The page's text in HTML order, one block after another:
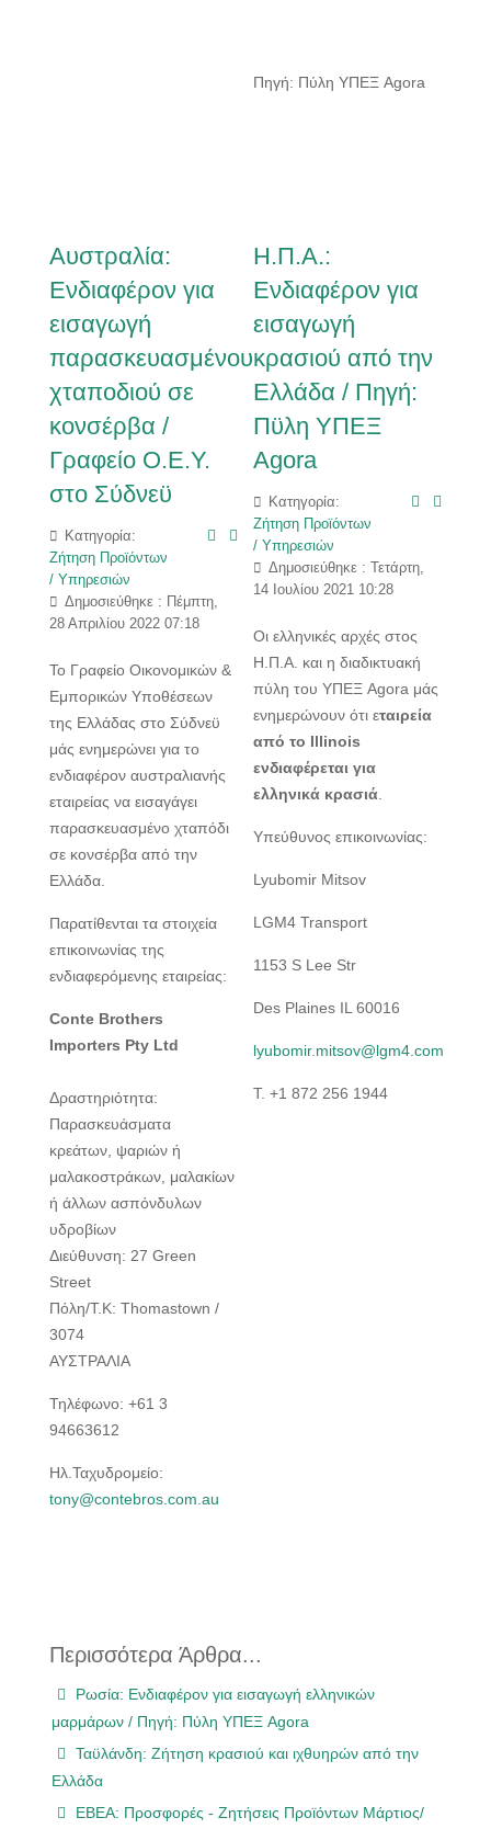
Πηγή: Πύλη ΥΠΕΞ Agora
Αυστραλία:
Ενδιαφέρον για
εισαγωγή
παρασκευασμένου
χταποδιού σε
κονσέρβα /
Γραφείο Ο.Ε.Υ.
στο Σύδνεϋ
Κατηγορία:
Ζήτηση Προϊόντων
/ Υπηρεσιών
Δημοσιεύθηκε : Πέμπτη,
28 Απριλίου 2022 07:18
Το Γραφείο Οικονομικών &
Εμπορικών Υποθέσεων
της Ελλάδας στο Σύδνεϋ
μάς ενημερώνει για το
ενδιαφέρον αυστραλιανής
εταιρείας να εισαγάγει
παρασκευασμένο χταπόδι
σε κονσέρβα από την
Ελλάδα.
Παρατίθενται τα στοιχεία
επικοινωνίας της
ενδιαφερόμενης εταιρείας:
Conte Brothers
Importers Pty Ltd
Δραστηριότητα:
Παρασκευάσματα
κρεάτων, ψαριών ή
μαλακοστράκων, μαλακίων
ή άλλων ασπόνδυλων
υδροβίων
Διεύθυνση: 27 Green
Street
Πόλη/Τ.Κ: Thomastown /
3074
ΑΥΣΤΡΑΛΙΑ
Τηλέφωνο: +61 3
94663612
Ηλ.Ταχυδρομείο:
tony@contebros.com.au
Η.Π.Α.:
Ενδιαφέρον για
εισαγωγή
κρασιού από την
Ελλάδα / Πηγή:
Πϋλη ΥΠΕΞ
Agora
Κατηγορία:
Ζήτηση Προϊόντων
/ Υπηρεσιών
Δημοσιεύθηκε : Τετάρτη,
14 Ιουλίου 2021 10:28
Οι ελληνικές αρχές στος
Η.Π.Α. και η διαδικτυακή
πύλη του ΥΠΕΞ Agora μάς
ενημερώνουν ότι εταιρεία
από το Illinois
ενδιαφέρεται για
ελληνικά κρασιά
Υπεύθυνος επικοινωνίας:
Lyubomir Mitsov
LGM4 Transport
1153 S Lee Str
Des Plaines IL 60016
lyubomir.mitsov@lgm4.com
T. +1 872 256 1944
Περισσότερα Άρθρα...
Ρωσία: Ενδιαφέρον για εισαγωγή ελληνικών
μαρμάρων / Πηγή: Πύλη ΥΠΕΞ Agora
Ταϋλάνδη: Ζήτηση κρασιού και ιχθυηρών από την
Ελλάδα
ΕΒΕΑ: Προσφορές - Ζητήσεις Προϊόντων Μάρτιος/